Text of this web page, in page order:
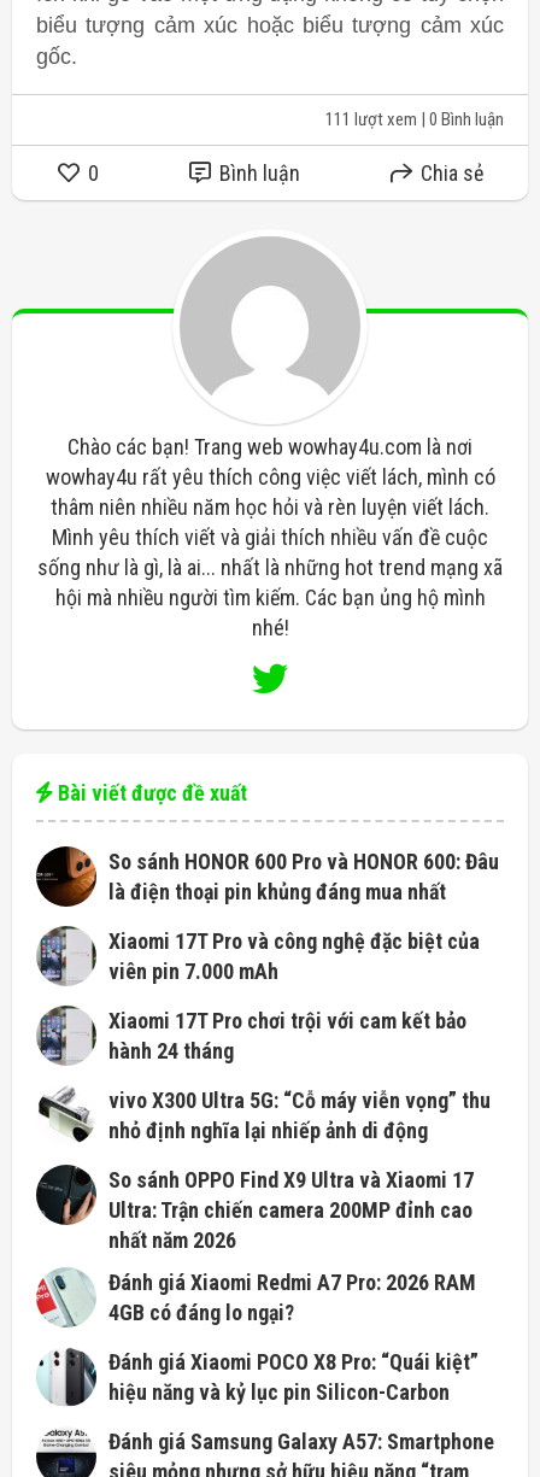
biểu tượng cảm xúc hoặc biểu tượng cảm xúc
gốc.
111 lượt xem | 0 Bình luận
0 Bình luận Chia sẻ
Chào các bạn! Trang web wowhay4u.com là nơi
wowhay4u rất yêu thích công việc viết lách, mình có
thâm niên nhiều năm học hỏi và rèn luyện viết lách.
Mình yêu thích viết và giải thích nhiều vấn đề cuộc
sống như là gì, là ai... nhất là những hot trend mạng xã
hội mà nhiều người tìm kiếm. Các bạn ủng hộ mình
nhé!
Bài viết được đề xuất
So sánh HONOR 600 Pro và HONOR 600: Đâu
là điện thoại pin khủng đáng mua nhất
Xiaomi 17T Pro và công nghệ đặc biệt của
viên pin 7.000 mAh
Xiaomi 17T Pro chơi trội với cam kết bảo
hành 24 tháng
vivo X300 Ultra 5G: “Cỗ máy viễn vọng” thu
nhỏ định nghĩa lại nhiếp ảnh di động
So sánh OPPO Find X9 Ultra và Xiaomi 17
Ultra: Trận chiến camera 200MP đỉnh cao
nhất năm 2026
Đánh giá Xiaomi Redmi A7 Pro: 2026 RAM
4GB có đáng lo ngại?
Đánh giá Xiaomi POCO X8 Pro: “Quái kiệt”
hiệu năng và kỷ lục pin Silicon-Carbon
Đánh giá Samsung Galaxy A57: Smartphone
siêu mỏng nhưng sở hữu hiệu năng “trạm